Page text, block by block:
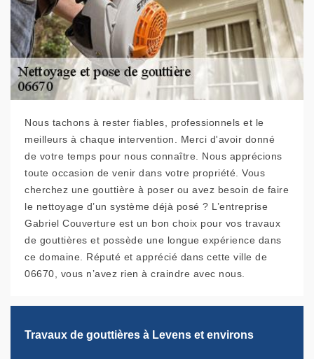
Nous tachons à rester fiables, professionnels et le
meilleurs à chaque intervention. Merci d'avoir donné
de votre temps pour nous connaître. Nous apprécions
toute occasion de venir dans votre propriété. Vous
cherchez une gouttière à poser ou avez besoin de faire
le nettoyage d’un système déjà posé ? L’entreprise
Gabriel Couverture est un bon choix pour vos travaux
de gouttières et possède une longue expérience dans
ce domaine. Réputé et apprécié dans cette ville de
06670, vous n’avez rien à craindre avec nous.
Travaux de gouttières à Levens et environs